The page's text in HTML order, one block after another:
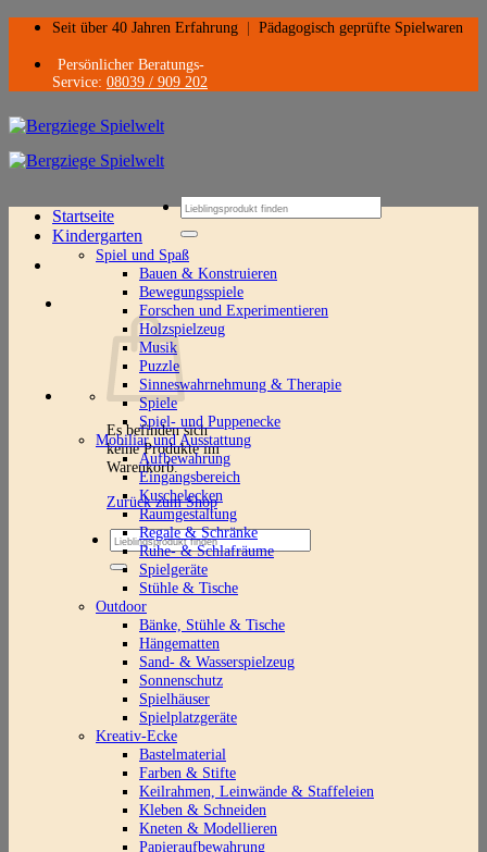
Zum
springen
Seit über 40 Jahren Erfahrung Pädagogisch geprüfte Spielwaren
Persönlicher Beratungs-
Service: 08039 / 909 202
Suchen
nach:
Es befinden sich
keine Produkte im
Warenkorb.
Zurück zum Shop
Suchen
nach:
Startseite
Kindergarten
Spiel und Spaß
Bauen & Konstruieren
Bewegungsspiele
Forschen und Experimentieren
Holzspielzeug
Musik
Puzzle
Sinneswahrnehmung & Therapie
Spiele
Spiel- und Puppenecke
Mobiliar und Ausstattung
Aufbewahrung
Eingangsbereich
Kuschelecken
Raumgestaltung
Regale & Schränke
Ruhe- & Schlafräume
Spielgeräte
Stühle & Tische
Outdoor
Bänke, Stühle & Tische
Hängematten
Sand- & Wasserspielzeug
Sonnenschutz
Spielhäuser
Spielplatzgeräte
Kreativ-Ecke
Bastelmaterial
Farben & Stifte
Keilrahmen, Leinwände & Staffeleien
Kleben & Schneiden
Kneten & Modellieren
Papieraufbewahrung